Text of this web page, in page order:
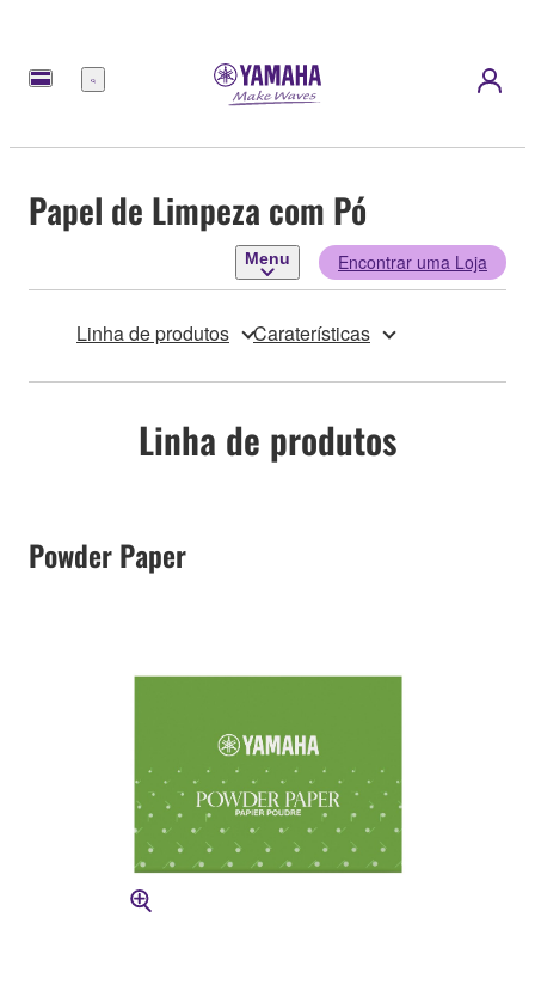
Menu
Papel de Limpeza com Pó
Menu Encontrar uma Loja
Linha de produtos Caraterísticas
Linha de produtos
Powder Paper